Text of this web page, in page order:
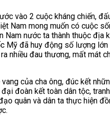
vào 2 cuộc kháng chiến,
Nam mong muốn có cuộc
nước ta thành thuộc địa
Mỹ đã huy động số lượng
nhiều đau thương, mất mát
của cha ông, đúc kết
đoàn kết toàn dân tộc,
quân và dân ta thực hiện